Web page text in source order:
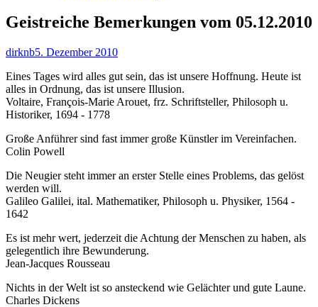
Geistreiche Bemerkungen vom 05.12.2010
Autor
dirknbVeröffentlicht
5. Dezember 2010
Eines Tages wird alles gut sein, das ist unsere Hoffnung. Heute ist
alles in Ordnung, das ist unsere Illusion.
Voltaire, François-Marie Arouet, frz. Schriftsteller, Philosoph u.
Historiker, 1694 - 1778
Große Anführer sind fast immer große Künstler im Vereinfachen.
Colin Powell
Die Neugier steht immer an erster Stelle eines Problems, das gelöst
werden will.
Galileo Galilei, ital. Mathematiker, Philosoph u. Physiker, 1564 -
1642
Es ist mehr wert, jederzeit die Achtung der Menschen zu haben, als
gelegentlich ihre Bewunderung.
Jean-Jacques Rousseau
Nichts in der Welt ist so ansteckend wie Gelächter und gute Laune.
Charles Dickens